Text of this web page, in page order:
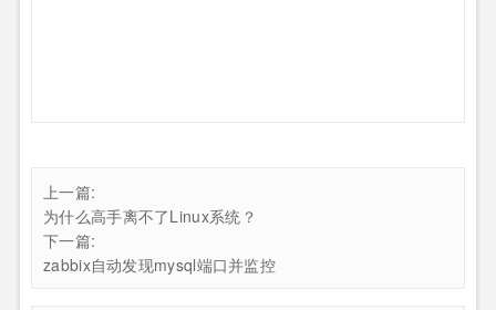
上一篇:
为什么高手离不了Linux系统？
下一篇:
zabbix自动发现mysql端口并监控